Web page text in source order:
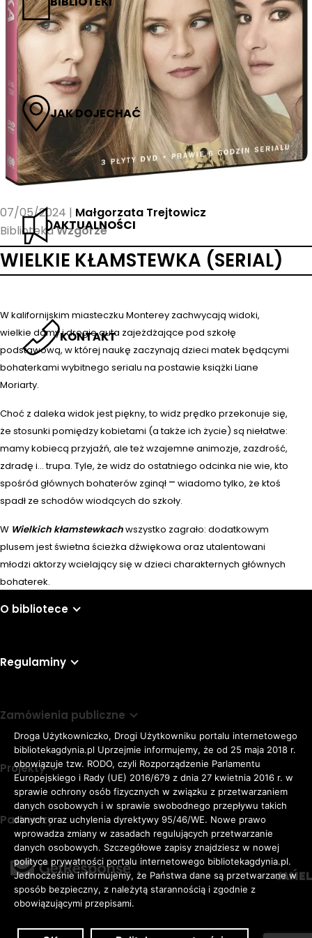
JAK DOJECHAĆ
AKTUALNOŚCI
KONTAKT
Rozmiar
czcionki
Adomyślna czcionka
Awiększa czcionka
Aduża czcionka
KONTRAST:
ZWIĘKSZ
ODSTĘPY
W
07/05/2024
Małgorzata Trejtowicz
BibliotekaWzgórze
WIELKIE KŁAMSTEWKA (SERIAL)
W kalifornijskim miasteczku Monterey zachwycają widoki,
wielkie domy i drogie auta zajeżdżające pod szkołę
podstawową, w której naukę zaczynają dzieci matek będącymi
bohaterkami wybitnego serialu na postawie książki Liane
Moriarty.
Choć z daleka widok jest piękny, to widz prędko przekonuje się,
że stosunki pomiędzy kobietami (a także ich życie) są niełatwe:
mamy kobiecą przyjaźń, ale też wzajemne animozje, zazdrość,
zdradę i… trupa. Tyle, że widz do ostatniego odcinka nie wie, kto
spośród głównych bohaterów zginął – wiadomo tylko, że ktoś
spadł ze schodów wiodących do szkoły.
W Wielkich kłamstewkachwszystko zagrało: dodatkowym
plusem jest świetna ścieżka dźwiękowa oraz utalentowani
młodzi aktorzy wcielający się w dzieci charakternych głównych
bohaterek.
O bibliotece
Regulaminy
Zamówienia publiczne
Projekty
Partnerzy
Droga Użytkowniczko, Drogi Użytkowniku portalu internetowego
bibliotekagdynia.pl Uprzejmie informujemy, że od 25 maja 2018 r.
obowiązuje tzw. RODO, czyli Rozporządzenie Parlamentu
Europejskiego i Rady (UE) 2016/679 z dnia 27 kwietnia 2016 r. w
sprawie ochrony osób fizycznych w związku z przetwarzaniem
danych osobowych i w sprawie swobodnego przepływu takich
danych oraz uchylenia dyrektywy 95/46/WE. Nowe prawo
wprowadza zmiany w zasadach regulujących przetwarzanie
danych osobowych. Szczegółowe zapisy znajdziesz w nowej
polityce prywatności portalu internetowego bibliotekagdynia.pl.
Jednocześnie informujemy, że Państwa dane są przetwarzane w
sposób bezpieczny, z należytą starannością i zgodnie z
obowiązującymi przepisami.